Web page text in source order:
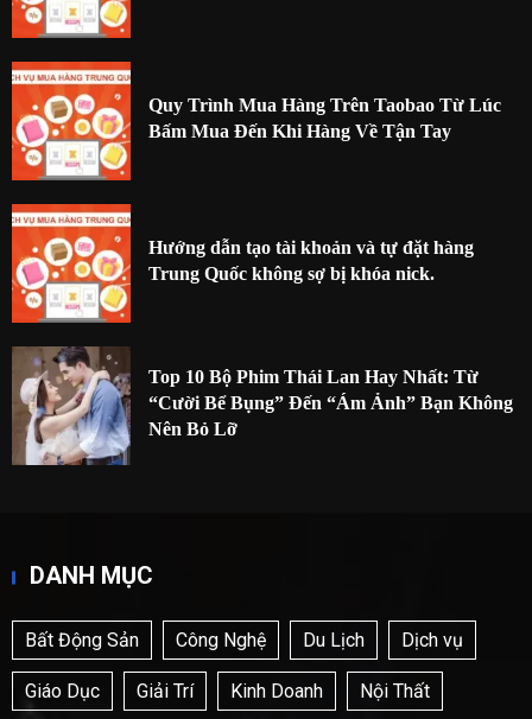
Quy Trình Mua Hàng Trên Taobao Từ Lúc
Bấm Mua Đến Khi Hàng Về Tận Tay
Hướng dẫn tạo tài khoản và tự đặt hàng
Trung Quốc không sợ bị khóa nick.
Top 10 Bộ Phim Thái Lan Hay Nhất: Từ
“Cười Bể Bụng” Đến “Ám Ảnh” Bạn Không
Nên Bỏ Lỡ
DANH MỤC
Bất Động Sản Công Nghệ Du Lịch Dịch vụ
Giáo Dục Giải Trí Kinh Doanh Nội Thất